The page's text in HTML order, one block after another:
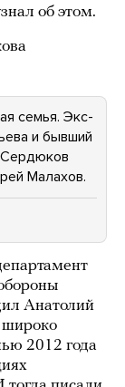
об этом.
семья. Экс-
и бывший
Сердюков
Малахов.
Анатолий
2012 года